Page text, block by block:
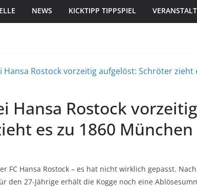
NEWS KICKTIPP TIPPSPIEL
Hansa Rostock
es zu 1860 München
FC Hansa Rostock – es hat nicht wirklich gepasst.
den 27-Jährige erhält die Kogge noch eine